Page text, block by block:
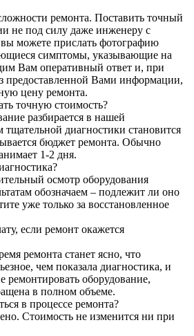
ремонта. Поставить точный
не под силу даже инженеру с
можете прислать фотографию
симптомы, указывающие на
Вам оперативный ответ и, при
предоставленной Вами информации,
цену ремонта.
точную стоимость?
разбирается в нашей
тщательной диагностики становится
бюджет ремонта. Обычно
1-2 дня.
осмотр оборудования
обозначаем – подлежит ли оно
уже только за восстановленное
если ремонт окажется
ремонта станет ясно, что
чем показала диагностика, и
ремонтировать оборудование,
в полном объеме.
в процессе ремонта?
Стоимость не изменится ни при